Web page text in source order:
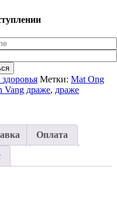
Метки: Mat Ong
Vang драже, драже
Оплата